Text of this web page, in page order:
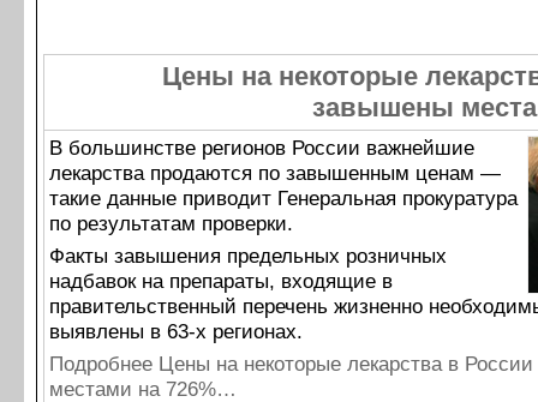
Цены на некоторые
завышены
В большинстве регионов России важнейшие
лекарства продаются по завышенным ценам —
такие данные приводит Генеральная прокуратура
по результатам проверки.
Факты завышения предельных розничных
надбавок на препараты, входящие в
правительственный перечень жизненно
выявлены в 63-х регионах.
Подробнее Цены на некоторые лекарства в
местами на 726%…